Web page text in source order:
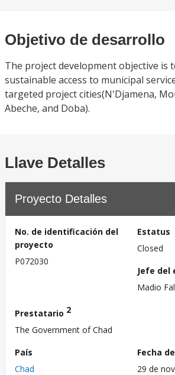
Objetivo de desarrollo
The project development objective is
sustainable access to municipal
targeted project cities(N'Djamena,
Abeche, and Doba).
Llave Detalles
Proyecto Detalles
No. de identificación del
proyecto
P072030
Estatus
Closed
Jefe del
Madio
Prestatario 2
The Government of Chad
País
Chad
Fecha
29 de